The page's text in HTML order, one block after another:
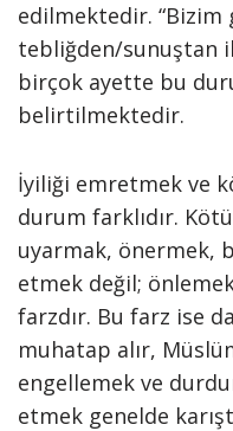
edilmektedir. “Bizim
tebliğden/sunuştan
birçok ayette bu
belirtilmektedir.
İyiliği emretmek ve
durum farklıdır.
uyarmak, önermek,
etmek değil;
farzdır. Bu farz ise
muhatap alır,
engellemek ve
etmek genelde